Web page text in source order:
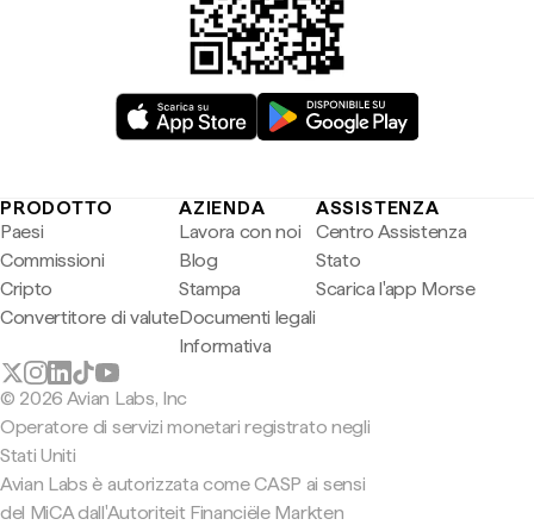
PRODOTTO
Paesi
Commissioni
Cripto
Convertitore di valute
AZIENDA
Lavora con noi
Blog
Stampa
Documenti legali
Informativa
ASSISTENZA
Centro Assistenza
Stato
Scarica l'app Morse
© 2026 Avian Labs, Inc
Operatore di servizi monetari registrato negli
Stati Uniti
Avian Labs è autorizzata come CASP ai sensi
del MiCA dall'Autoriteit Financiële Markten